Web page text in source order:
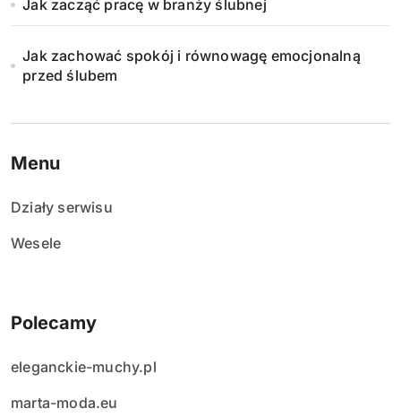
Jak zacząć pracę w branży ślubnej
Jak zachować spokój i równowagę emocjonalną
przed ślubem
Menu
Działy serwisu
Wesele
Polecamy
eleganckie-muchy.pl
marta-moda.eu